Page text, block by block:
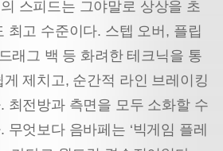
스피드는 그야말로 상상을 초
최고 수준이다. 스텝 오버, 플립
래그 백 등 화려한 테크닉을 통
제치고, 순간적 라인 브레이킹
최전방과 측면을 모두 소화할 수
엇보다 음바페는 ‘빅게임 플레